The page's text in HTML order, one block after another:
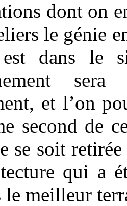
dont on
le génie
dans le
et l’on
second de
se soit
qui a
le meilleur